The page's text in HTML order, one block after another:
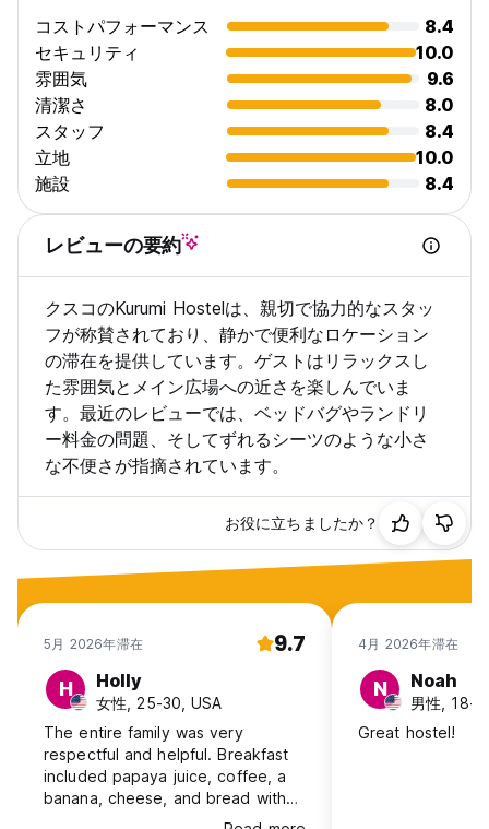
コストパフォーマンス
8.4
セキュリティ
10.0
雰囲気
9.6
清潔さ
8.0
スタッフ
8.4
立地
10.0
施設
8.4
レビューの要約
クスコのKurumi Hostelは、親切で協力的なスタッ
フが称賛されており、静かで便利なロケーション
の滞在を提供しています。ゲストはリラックスし
た雰囲気とメイン広場への近さを楽しんでいま
す。最近のレビューでは、ベッドバグやランドリ
ー料金の問題、そしてずれるシーツのような小さ
な不便さが指摘されています。
お役に立ちましたか？
5月 2026年滞在 9.7
H Holly
女性, 25-30, USA
The entire family was very
respectful and helpful. Breakfast
included papaya juice, coffee, a
banana, cheese, and bread with
butter/jam. Great if you want a
4月 2026年滞在
N Noah
男性, 18-
Great hostel!